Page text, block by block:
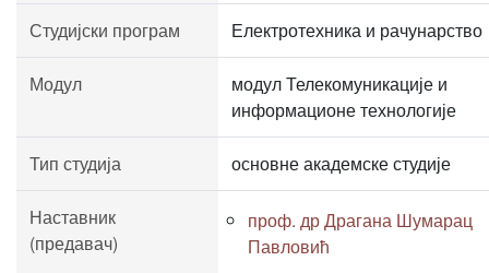
Студијски програм Електротехника и рачунарство
Модул
модул Телекомуникације и
информационе технологије
Тип студија основне академске студије
Наставник
(предавач)
проф. др Драгана Шумарац
Павловић